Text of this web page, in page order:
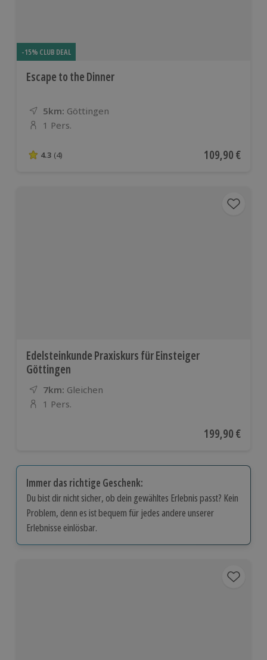
-15% CLUB DEAL
Escape to the Dinner
5km: Entfernung
Standort
Göttingen
Anzahl der Teilnehmer
1 Pers.
4.3 von 5 Sternen basierend auf 4 Bewertungen
4.3 (4) Aktueller Preis
109,90 €
Edelsteinkunde Praxiskurs für Einsteiger
Göttingen
7km: Entfernung
Standort
Gleichen
Anzahl der Teilnehmer
1 Pers.
Aktueller Preis
199,90 €
Immer das richtige Geschenk:
Du bist dir nicht sicher, ob dein gewähltes Erlebnis passt? Kein
Problem, denn es ist bequem für jedes andere unserer
Erlebnisse einlösbar.